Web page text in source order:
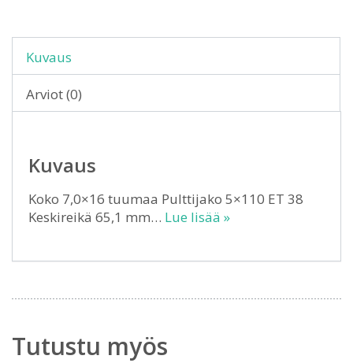
Kuvaus
Arviot (0)
Kuvaus
Koko 7,0×16 tuumaa Pulttijako 5×110 ET 38
Keskireikä 65,1 mm… Lue lisää »
Tutustu myös